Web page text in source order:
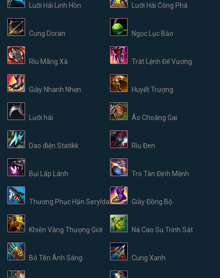
Luỡi Hái Linh Hồn Lưỡi Hái Công Phá
Cung Doran Ngọc Lục Bảo
Rìu Mãng Xà Trát Lệnh Đế Vương
Giày Nhanh Nhẹn Huyết Trượng
Lưỡi hái Áo Choàng Gai
Dao điện Statikk Rìu Đen
Bụi Lấp Lánh Tro Tàn Định Mệnh
Thương Phục Hận Serylda Giày Đồng Bộ
Khiên Vàng Thượng Giới Ná Cao Su Trinh Sát
Bó Tên Ánh Sáng Cung Xanh